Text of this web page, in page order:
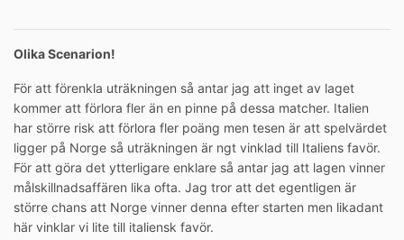
Olika Scenarion!
För att förenkla uträkningen så antar jag att inget av laget
kommer att förlora fler än en pinne på dessa matcher. Italien
har större risk att förlora fler poäng men tesen är att spelvärdet
ligger på Norge så uträkningen är ngt vinklad till Italiens favör.
För att göra det ytterligare enklare så antar jag att lagen vinner
målskillnadsaffären lika ofta. Jag tror att det egentligen är
större chans att Norge vinner denna efter starten men likadant
här vinklar vi lite till italiensk favör.